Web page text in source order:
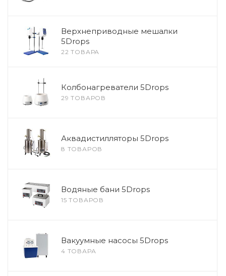
Верхнеприводные мешалки
5Drops
22 ТОВАРА
Колбонагреватели 5Drops
29 ТОВАРОВ
Аквадистилляторы 5Drops
8 ТОВАРОВ
Водяные бани 5Drops
15 ТОВАРОВ
Вакуумные насосы 5Drops
4 ТОВАРА